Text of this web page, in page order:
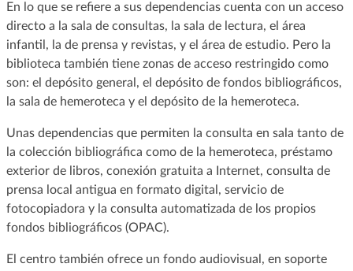
En lo que se refiere a sus dependencias cuenta con un acceso
directo a la sala de consultas, la sala de lectura, el área
infantil, la de prensa y revistas, y el área de estudio. Pero la
biblioteca también tiene zonas de acceso restringido como
son: el depósito general, el depósito de fondos bibliográficos,
la sala de hemeroteca y el depósito de la hemeroteca.
Unas dependencias que permiten la consulta en sala tanto de
la colección bibliográfica como de la hemeroteca, préstamo
exterior de libros, conexión gratuita a Internet, consulta de
prensa local antigua en formato digital, servicio de
fotocopiadora y la consulta automatizada de los propios
fondos bibliográficos (OPAC).
El centro también ofrece un fondo audiovisual, en soporte